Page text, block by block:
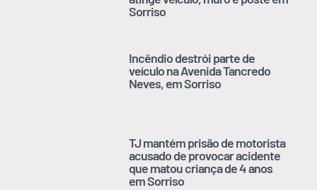
Sorriso
Incêndio destrói parte de
veículo na Avenida Tancredo
Neves, em Sorriso
TJ mantém prisão de motorista
acusado de provocar acidente
que matou criança de 4 anos
em Sorriso